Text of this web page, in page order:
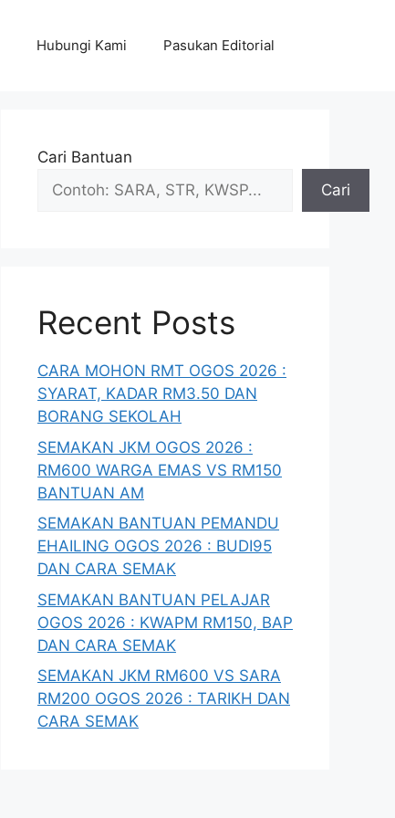
Hubungi Kami Pasukan Editorial
Cari Bantuan
Cari
Recent Posts
CARA MOHON RMT OGOS 2026 :
SYARAT, KADAR RM3.50 DAN
BORANG SEKOLAH
SEMAKAN JKM OGOS 2026 :
RM600 WARGA EMAS VS RM150
BANTUAN AM
SEMAKAN BANTUAN PEMANDU
EHAILING OGOS 2026 : BUDI95
DAN CARA SEMAK
SEMAKAN BANTUAN PELAJAR
OGOS 2026 : KWAPM RM150, BAP
DAN CARA SEMAK
SEMAKAN JKM RM600 VS SARA
RM200 OGOS 2026 : TARIKH DAN
CARA SEMAK